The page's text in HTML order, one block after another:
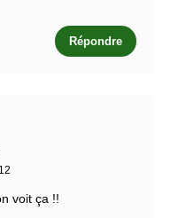
Répondre
voit ça !!